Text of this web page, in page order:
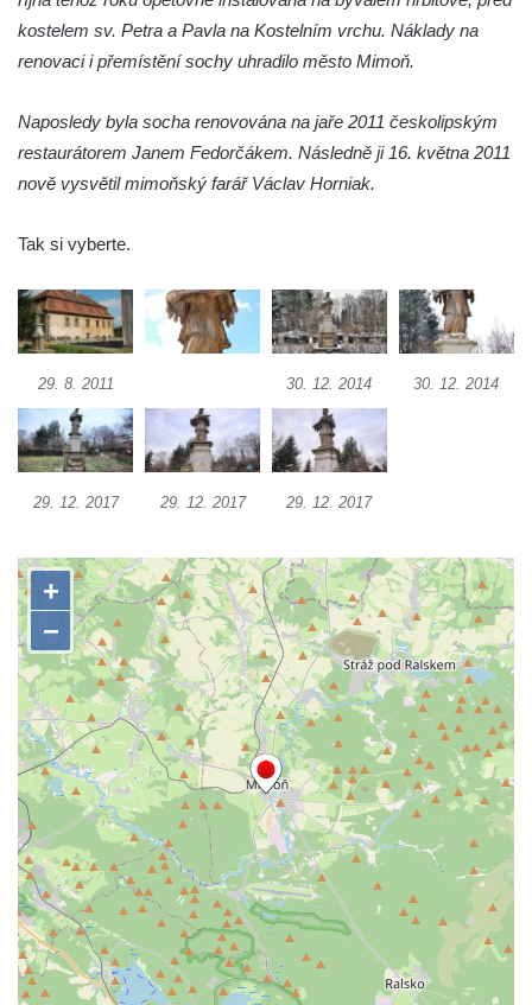
Budějovicích
Budějovicích
Socha S tebou v parku na Senovážném
náměstí v Českých Budějovicích
náměstí v Českých Budějovicích
Českých Budějovicích
Pomník Vojtěcha Adalberta Lanny v parku
Na Sadech v Českých Budějovicích
Pomník Přemysla Otakara II. v parku Na
Sadech v Českých Budějovicích
Památník Otokara Mokrého v parku Na
Sadech v Českých Budějovicích
Poslední dochovaný tramvajový sloup na
Pražské třídě v Českých Budějovicích
Socha Civilizovaní na Husově třídě v
Českých Budějovicích
Socha svatého Jana Nepomuckého Na
Sadech u Mlýnské stoky v Českých
Budějovicích
Sochy brouků u Mlýnské stoky v Českých
Budějovicích
Socha svatého Vincence Ferrerského na
nádvoří kláštera dominikánů v Českých
Budějovicích
kostelem sv. Petra a Pavla na Kostelním vrchu. Náklady na
renovaci i přemístění sochy uhradilo město Mimoň.
Naposledy byla socha renovována na jaře 2011 českolipským
restaurátorem Janem Fedorčákem. Následně ji 16. května 2011
nově vysvětil mimoňský farář Václav Horniak.
Tak si vyberte.
29. 8. 2011 30. 12. 2014 30. 12. 2014
29. 12. 2017 29. 12. 2017 29. 12. 2017